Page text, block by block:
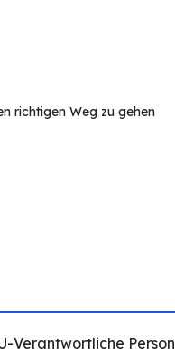
richtigen Weg zu gehen
Verantwortliche Person